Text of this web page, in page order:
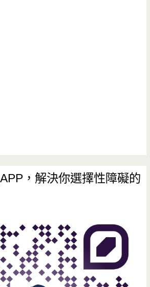
，解決你選擇性障礙的